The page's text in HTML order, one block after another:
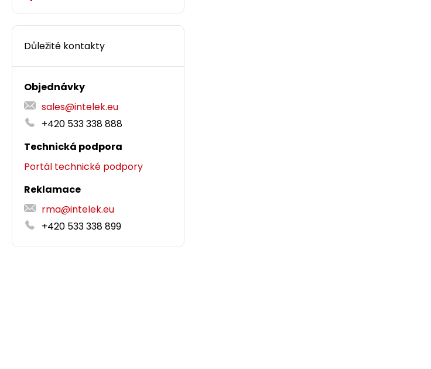
Důležité kontakty
Objednávky
sales@intelek.eu
+420 533 338 888
Technická podpora
Portál technické podpory
Reklamace
rma@intelek.eu
+420 533 338 899